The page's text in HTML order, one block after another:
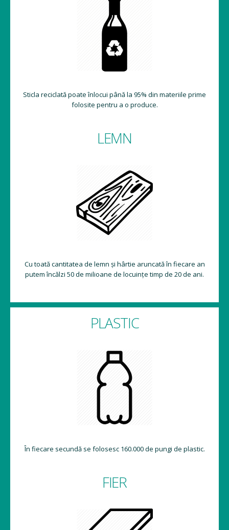
Sticla reciclată poate înlocui până la 95% din materiile prime
folosite pentru a o produce.
LEMN
Cu toată cantitatea de lemn și hârtie aruncată în fiecare an
putem încălzi 50 de milioane de locuințe timp de 20 de ani.
PLASTIC
În fiecare secundă se folosesc 160.000 de pungi de plastic.
FIER